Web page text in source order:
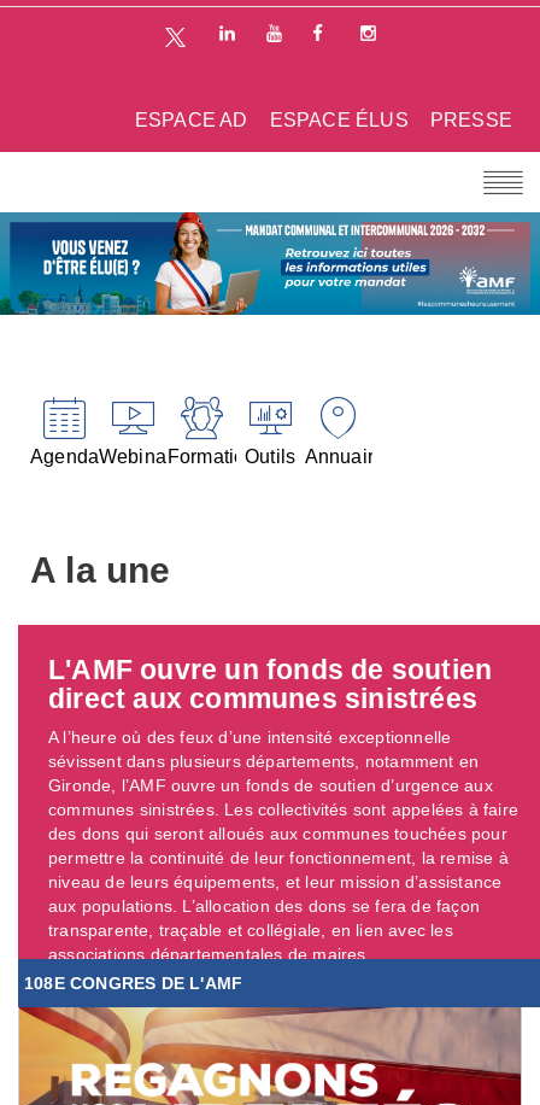
PRESSE
ESPACE ÉLUS
ESPACE AD
AgendaWebinairesFormationsOutils Annuaires
A la une
L'AMF ouvre un fonds de soutien
direct aux communes sinistrées
A l’heure où des feux d’une intensité exceptionnelle
sévissent dans plusieurs départements, notamment en
Gironde, l’AMF ouvre un fonds de soutien d’urgence aux
communes sinistrées. Les collectivités sont appelées à faire
des dons qui seront alloués aux communes touchées pour
permettre la continuité de leur fonctionnement, la remise à
niveau de leurs équipements, et leur mission d’assistance
aux populations. L’allocation des dons se fera de façon
transparente, traçable et collégiale, en lien avec les
associations départementales de maires. ...
108E CONGRES DE L'AMF